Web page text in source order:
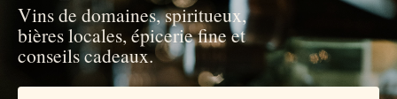
Vins de domaines, spiritueux,
bières locales, épicerie fine et
conseils cadeaux.